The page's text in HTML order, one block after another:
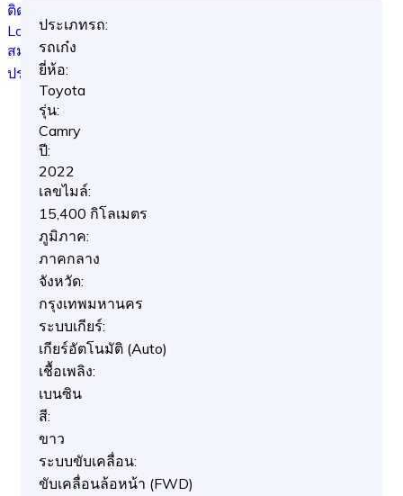
ติดต่อเรา
Log in
สมัครสมาชิก
ประกาศขายรถ
ประเภทรถ:
รถเก๋ง
ยี่ห้อ:
Toyota
รุ่น:
Camry
ปี:
2022
เลขไมล์:
15,400 กิโลเมตร
ภูมิภาค:
ภาคกลาง
จังหวัด:
กรุงเทพมหานคร
ระบบเกียร์:
เกียร์อัตโนมัติ (Auto)
เชื้อเพลิง:
เบนซิน
สี:
ขาว
ระบบขับเคลื่อน:
ขับเคลื่อนล้อหน้า (FWD)